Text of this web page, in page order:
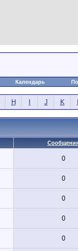
Календарь
H J K
0
0
0
0
0